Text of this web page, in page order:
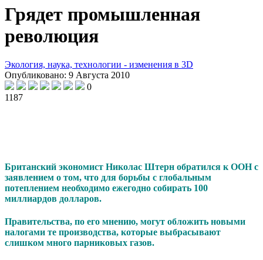
Грядет промышленная
революция
Экология, наука, технологии - изменения в 3D
Опубликовано: 9 Августа 2010
0
1187
Британский экономист Николас Штерн обратился к ООН с
заявлением о том, что для борьбы с глобальным
потеплением необходимо ежегодно собирать 100
миллиардов долларов.
Правительства, по его мнению, могут обложить новыми
налогами те производства, которые выбрасывают
слишком много парниковых газов.